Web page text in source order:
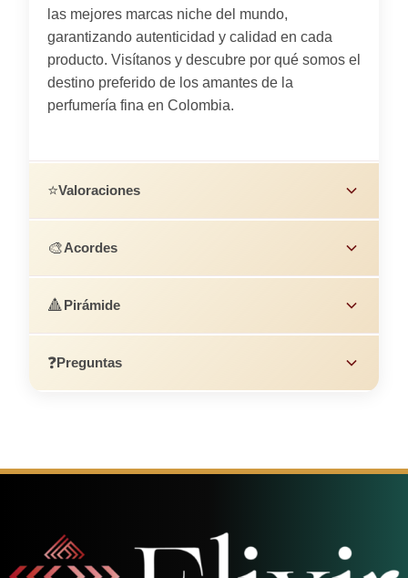
las mejores marcas niche del mundo,
garantizando autenticidad y calidad en cada
producto. Visítanos y descubre por qué somos el
destino preferido de los amantes de la
perfumería fina en Colombia.
⭐Valoraciones
🎨Acordes
🔺Pirámide
❓Preguntas